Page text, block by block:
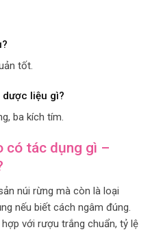
tốt.
liệu gì?
ba kích tím.
có tác dụng gì –
núi rừng mà còn là loại
nếu biết cách ngâm đúng.
với rượu trắng chuẩn, tỷ lệ